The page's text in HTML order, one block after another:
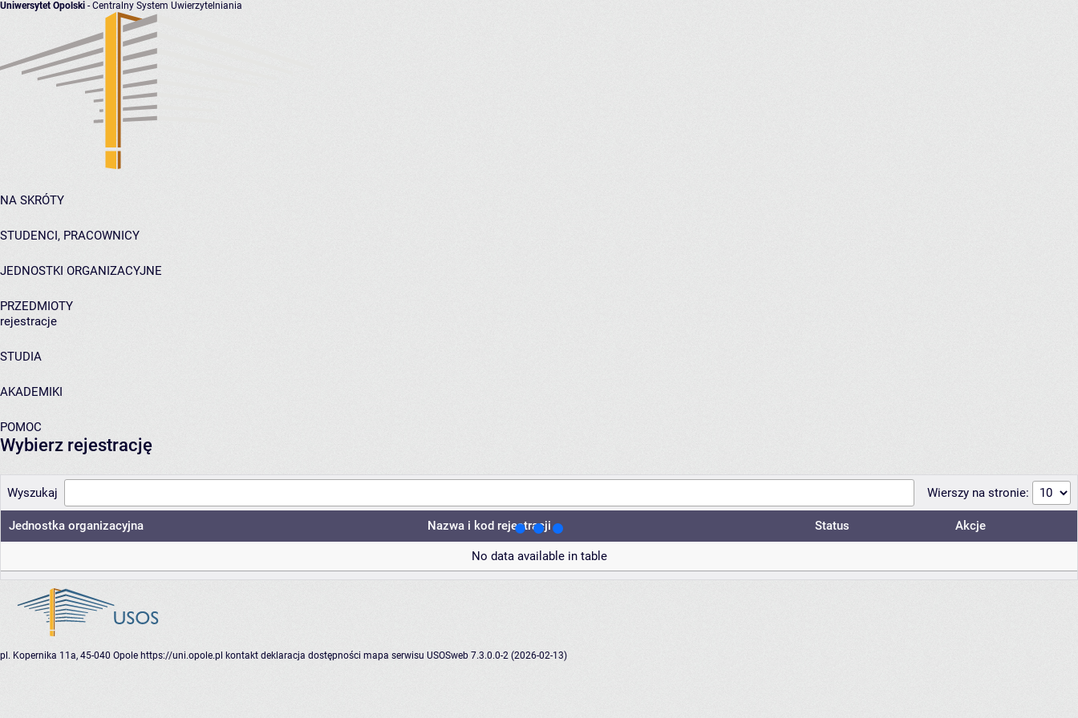
Uniwersytet Opolski - Centralny System Uwierzytelniania
NA SKRÓTY
STUDENCI, PRACOWNICY
JEDNOSTKI ORGANIZACYJNE
PRZEDMIOTY
rejestracje
STUDIA
AKADEMIKI
POMOC
Wybierz rejestrację
Wierszy na stronie:
Wyszukaj
Jednostka organizacyjna Nazwa i kod rejestracji Status Akcje
No data available in table
pl. Kopernika 11a, 45-040 Opole https://uni.opole.pl kontakt deklaracja dostępności mapa serwisu USOSweb 7.3.0.0-2 (2026-02-13)